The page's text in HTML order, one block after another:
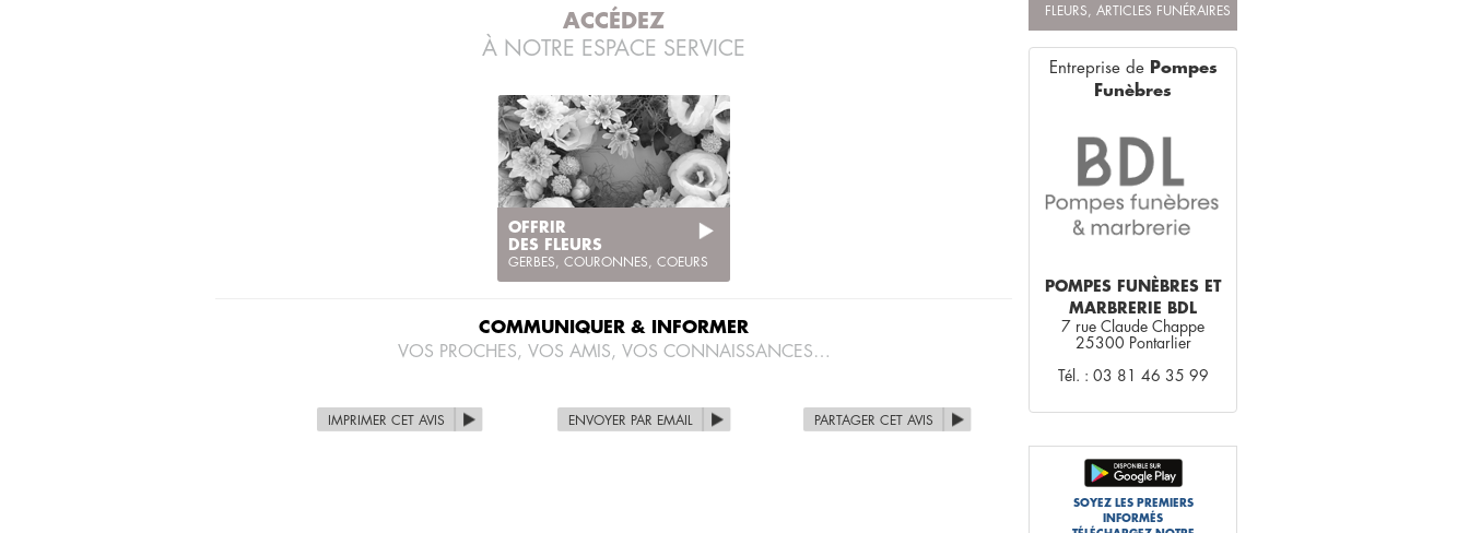
FLEURS, ARTICLES FUNÉRAIRES
Entreprise de Pompes
Funèbres
POMPES FUNÈBRES ET
MARBRERIE BDL
7 rue Claude Chappe
25300 Pontarlier
Tél. : 03 81 46 35 99
SOYEZ LES PREMIERS
INFORMÉS
ACCÉDEZ
À NOTRE ESPACE SERVICE
OFFRIR
DES FLEURS
GERBES, COURONNES, COEURS
COMMUNIQUER & INFORMER
VOS PROCHES, VOS AMIS, VOS CONNAISSANCES…
IMPRIMER CET AVIS ENVOYER PAR EMAIL PARTAGER CET AVIS